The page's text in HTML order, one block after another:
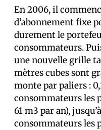
En 2006, il
d’abonnement fixe
durement le
consommateurs.
une nouvelle grille
mètres cubes sont
monte par paliers :
consommateurs les
61 m3 par an),
consommateurs les